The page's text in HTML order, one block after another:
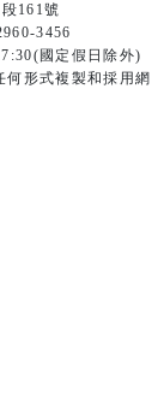
161號
3456
國定假日除外)
形式複製和採用網